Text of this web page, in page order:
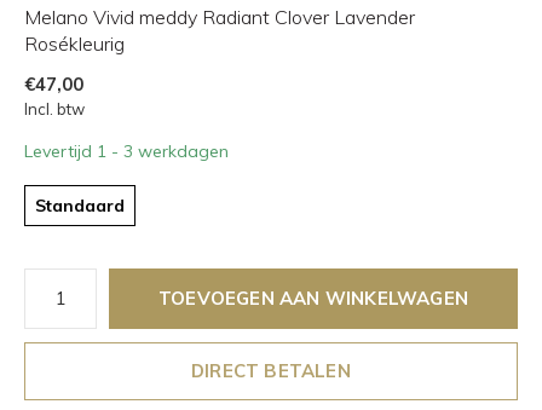
Melano Vivid meddy Radiant Clover Lavender
Rosékleurig
€47,00
Incl. btw
Levertijd 1 - 3 werkdagen
Standaard
TOEVOEGEN AAN WINKELWAGEN
DIRECT BETALEN